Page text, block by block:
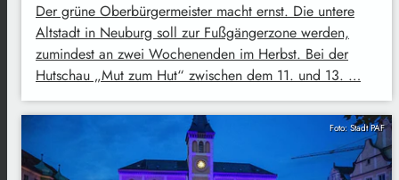
Der grüne Oberbürgermeister macht ernst. Die untere
Altstadt in Neuburg soll zur Fußgängerzone werden,
zumindest an zwei Wochenenden im Herbst. Bei der
Hutschau „Mut zum Hut“ zwischen dem 11. und 13. …
Foto: Stadt PAF